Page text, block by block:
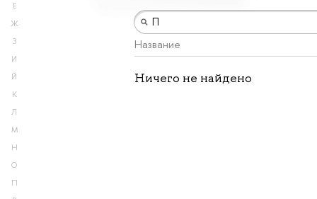
Е
Ж
З
И
Й
К
Л
М
Н
О
П
Название
Ничего не найдено